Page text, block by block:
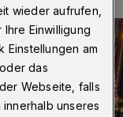
wieder aufrufen,
Einwilligung
Einstellungen am
das
Webseite, falls
unseres